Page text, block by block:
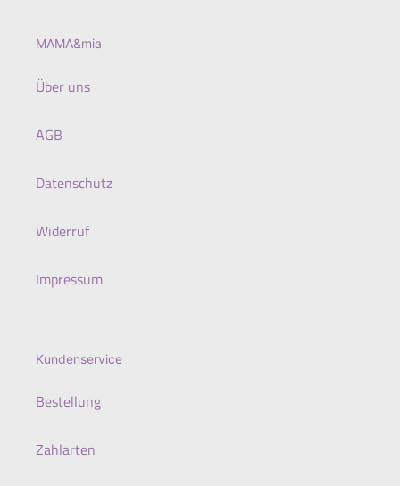
MAMA&mia
Über uns
AGB
Datenschutz
Widerruf
Impressum
Kundenservice
Bestellung
Zahlarten